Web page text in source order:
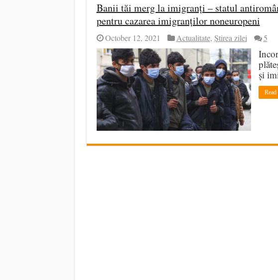
Banii tăi merg la imigranți – statul
pentru cazarea imigranților noneuropeni
October 12, 2021 Actualitate, Știrea zilei 5
și